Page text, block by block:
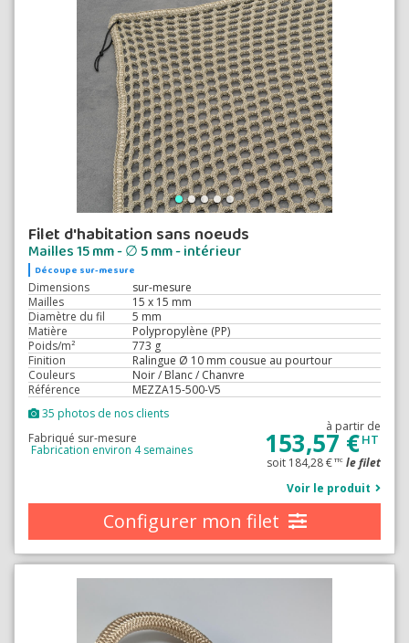
Filet d'habitation sans noeuds
Mailles 15 mm - ∅ 5 mm - intérieur
Découpe sur-mesure
Dimensions
sur-mesure
Mailles
15 x 15 mm
Diamètre du fil
5 mm
Matière
Polypropylène (PP)
Poids/m²
773 g
Finition
Ralingue Ø 10 mm cousue au pourtour
Couleurs
Noir / Blanc / Chanvre
Référence
MEZZA15-500-V5
35 photos de nos clients
à partir de
153,57 €HT
soit 184,28 € TTC le filet
Fabriqué sur-mesure
Fabrication environ 4 semaines
Voir le produit
Configurer mon filet